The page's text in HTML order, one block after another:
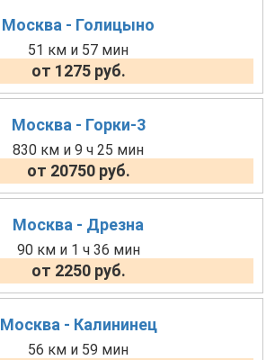
Москва - Голицыно
51 км и 57 мин
от 1275 руб.
Москва - Горки-3
830 км и 9 ч 25 мин
от 20750 руб.
Москва - Дрезна
90 км и 1 ч 36 мин
от 2250 руб.
Москва - Калининец
56 км и 59 мин